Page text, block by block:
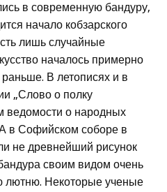
в современную бандуру,
начало кобзарского
лишь случайные
началось примерно
В летописях и в
„Слово о полку
ведомости о народных
в Софийском соборе в
не древнейший рисунок
своим видом очень
лютню. Некоторые ученые